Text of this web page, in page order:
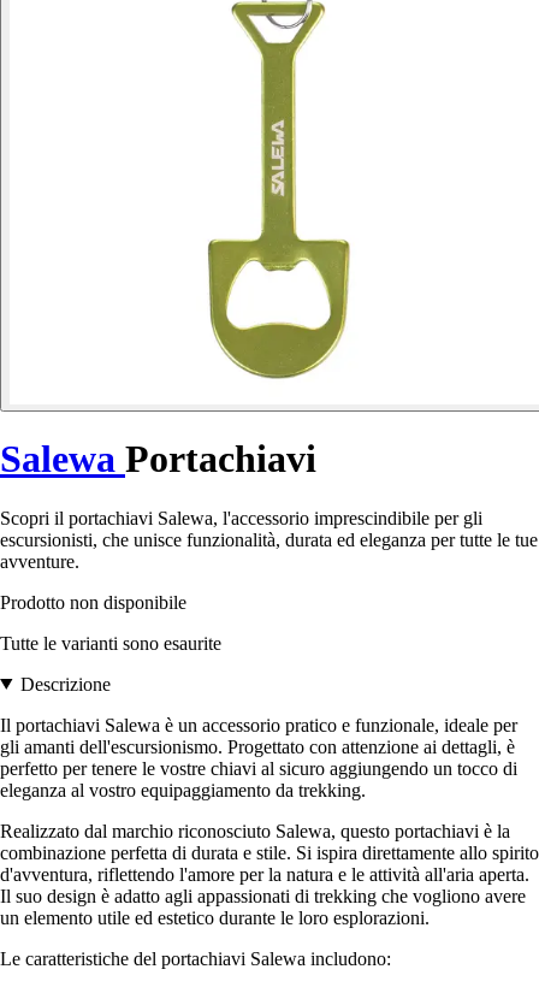
Salewa Portachiavi
Scopri il portachiavi Salewa, l'accessorio imprescindibile per gli
escursionisti, che unisce funzionalità, durata ed eleganza per tutte le tue
avventure.
Prodotto non disponibile
Tutte le varianti sono esaurite
Descrizione
Il portachiavi Salewa è un accessorio pratico e funzionale, ideale per
gli amanti dell'escursionismo. Progettato con attenzione ai dettagli, è
perfetto per tenere le vostre chiavi al sicuro aggiungendo un tocco di
eleganza al vostro equipaggiamento da trekking.
Realizzato dal marchio riconosciuto Salewa, questo portachiavi è la
combinazione perfetta di durata e stile. Si ispira direttamente allo spirito
d'avventura, riflettendo l'amore per la natura e le attività all'aria aperta.
Il suo design è adatto agli appassionati di trekking che vogliono avere
un elemento utile ed estetico durante le loro esplorazioni.
Le caratteristiche del portachiavi Salewa includono: